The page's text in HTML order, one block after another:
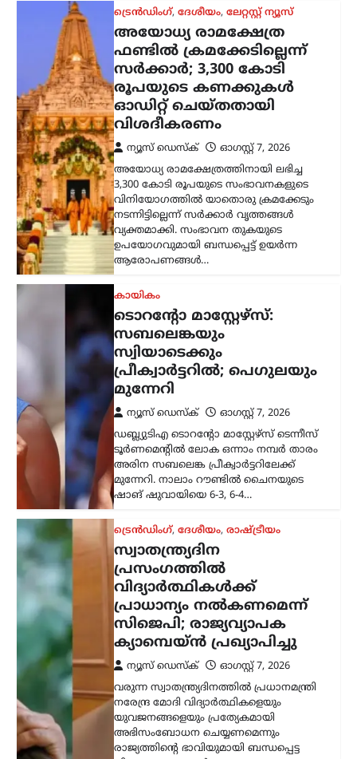
കായികം
ടൊറന്റോ മാസ്റ്റേഴ്സ്:
സബലെങ്കയും
സ്വിയാടെക്കും
പ്രീക്വാർട്ടറിൽ; പെഗുലയും
മുന്നേറി
ന്യൂസ് ഡെസ്ക്
ഓഗസ്റ്റ്‌ 7, 2026
ഡബ്ല്യുടിഎ ടൊറന്റോ മാസ്റ്റേഴ്സ് ടെന്നീസ്
ടൂർണമെന്റിൽ ലോക ഒന്നാം നമ്പർ താരം
അരിന സബലെങ്ക പ്രീക്വാർട്ടറിലേക്ക്
മുന്നേറി. നാലാം റൗണ്ടിൽ ചൈനയുടെ
ഷാങ് ഷുവായിയെ 6-3, 6-4…
ട്രെൻഡിംഗ്,ദേശീയം
സ്വാതന്ത്ര്യദിന
പ്രസംഗത്തിൽ
വിദ്യാർത്ഥികൾക്ക്
പ്രാധാന്യം നൽകണമെന്ന്
സിജെപി; രാജ്യവ്യാപക
ക്യാമ്പെയ്ൻ പ്രഖ്യാപിച്ചു
ന്യൂസ് ഡെസ്ക്
വരുന്ന സ്വാതന്ത്ര്യദിനത്തിൽ പ്രധാനമന്ത്രി
നരേന്ദ്ര മോദി വിദ്യാർത്ഥികളെയും
യുവജനങ്ങളെയും പ്രത്യേകമായി
അഭിസംബോധന ചെയ്യണമെന്നും
രാജ്യത്തിന്റെ ഭാവിയുമായി ബന്ധപ്പെട്ട
വികസന നയങ്ങൾ
ജനതാ പാർട്ടി (സിജെപി)…
കേരളം,ലേറ്റസ്റ്റ് ന്യൂസ്
അര്‍ജുന്‍ ആയങ്കിക്കായി
വ്യാപക തിരച്ചില്‍;
വേഗത്തില്‍ പിടികൂടാന്‍
നിര്‍ദേശം നല്‍കി രമേശ്
ചെന്നിത്തല
ന്യൂസ് ഡെസ്ക്
ഓഗസ്റ്റ്‌ 7, 2026
പൊലീസിനെ പരസ്യമായി വെല്ലുവിളിച്ച
അര്‍ജുന്‍ ആയങ്കിയെ എത്രയും വേഗം
പിടികൂടാന്‍ ആഭ്യന്തരമന്ത്രി രമേശ്
ചെന്നിത്തല നിര്‍ദേശം നല്‍കിയതിനെ